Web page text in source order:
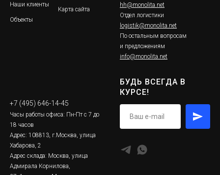
Наши клиенты
Объекты
Карта сайта
hh@monolita.net
Отдел логистики
logistik@monolita.net
По остальным вопросам
и предложениям
info@monolita.net
+7 (495) 646-14-45
Часы работы офиса: Пн-Пт с 7 до
18 часов
Адрес: 108813, г.Москва, улица
Хабарова, 2
Адрес склада: Москва, улица
Адмирала Корнилова,
БУДЬ ВСЕГДА В
КУРСЕ!